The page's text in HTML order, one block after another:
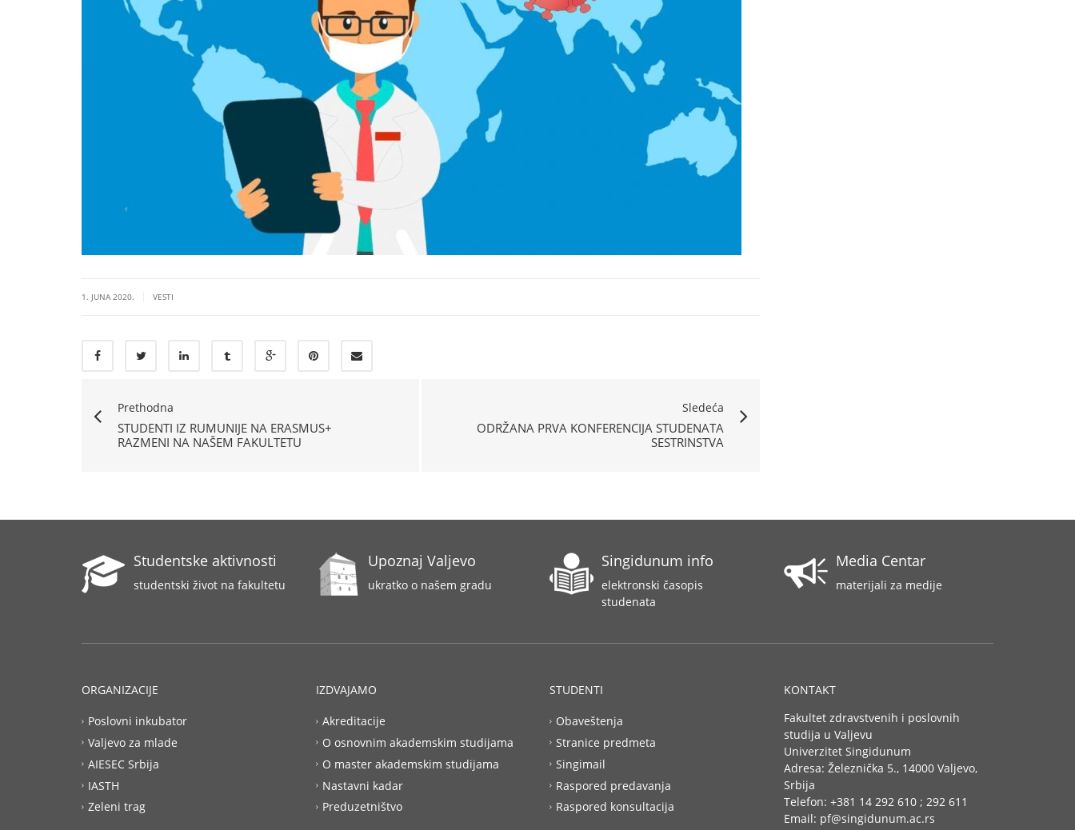
1. JUNA 2020. VESTI
Prethodna
STUDENTI IZ RUMUNIJE NA ERASMUS+
RAZMENI NA NAŠEM FAKULTETU
Sledeća
ODRŽANA PRVA KONFERENCIJA STUDENATA
SESTRINSTVA
Studentske aktivnosti
studentski život na fakultetu
Upoznaj Valjevo
ukratko o našem gradu
Singidunum info
elektronski časopis
studenata
Media Centar
materijali za medije
ORGANIZACIJE
Poslovni inkubator
Valjevo za mlade
AIESEC Srbija
IASTH
Zeleni trag
IZDVAJAMO
Akreditacije
O osnovnim akademskim studijama
O master akademskim studijama
Nastavni kadar
Preduzetništvo
STUDENTI
Obaveštenja
Stranice predmeta
Singimail
Raspored predavanja
Raspored konsultacija
KONTAKT
Fakultet zdravstvenih i poslovnih
studija u Valjevu
Univerzitet Singidunum
Adresa: Železnička 5., 14000 Valjevo,
Srbija
Telefon: +381 14 292 610 ; 292 611
Email: pf@singidunum.ac.rs